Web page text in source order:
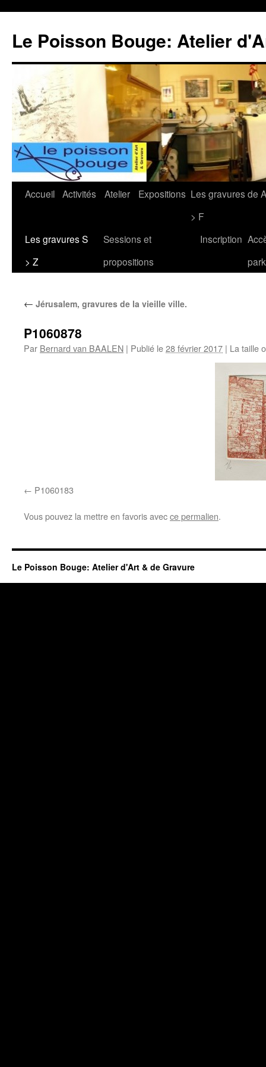
Le Poisson Bouge: Atelier
Aller
contenu
Accueil Activités Atelier Expositions Les gravures de A
> F
Les gravures S
> Z
Sessions et
propositions
Inscription
← Jérusalem, gravures de la vieille ville.
P1060878
Par Bernard van BAALEN | Publié le28 février 2017 | La taille
P1060183
Vous pouvez la mettre en favoris avecce permalien.
Le Poisson Bouge: Atelier d'Art & de Gravure